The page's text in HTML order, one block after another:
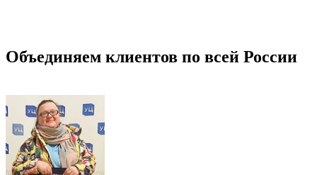
Объединяем клиентов по всей России